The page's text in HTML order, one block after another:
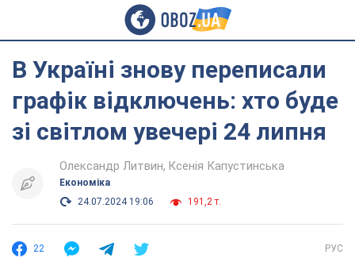
В Україні знову переписали
графік відключень: хто буде
зі світлом увечері 24 липня
Олександр Литвин Ксенія Капустинська
Економіка
24.07.2024 19:06
191,2 т.
22 РУС